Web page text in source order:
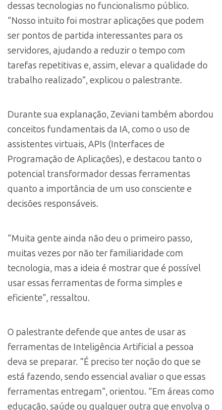
dessas tecnologias no funcionalismo público.
“Nosso intuito foi mostrar aplicações que podem
ser pontos de partida interessantes para os
servidores, ajudando a reduzir o tempo com
tarefas repetitivas e, assim, elevar a qualidade do
trabalho realizado”, explicou o palestrante.
Durante sua explanação, Zeviani também abordou
conceitos fundamentais da IA, como o uso de
assistentes virtuais, APIs (Interfaces de
Programação de Aplicações), e destacou tanto o
potencial transformador dessas ferramentas
quanto a importância de um uso consciente e
decisões responsáveis.
“Muita gente ainda não deu o primeiro passo,
muitas vezes por não ter familiaridade com
tecnologia, mas a ideia é mostrar que é possível
usar essas ferramentas de forma simples e
eficiente”, ressaltou.
O palestrante defende que antes de usar as
ferramentas de Inteligência Artificial a pessoa
deva se preparar. “É preciso ter noção do que se
está fazendo, sendo essencial avaliar o que essas
ferramentas entregam”, orientou. “Em áreas como
educação, saúde ou qualquer outra que envolva o